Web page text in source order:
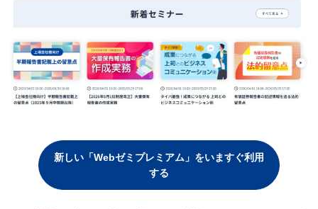
新しい「Webゼミプレミアム」をいますぐ利用
する